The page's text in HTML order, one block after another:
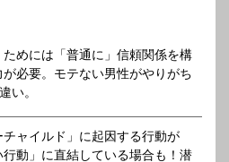
ためには「普通に」信頼関係を構
必要。モテない男性がやりがち
い。
チャイルド」に起因する行動が
行動」に直結している場合も！潜